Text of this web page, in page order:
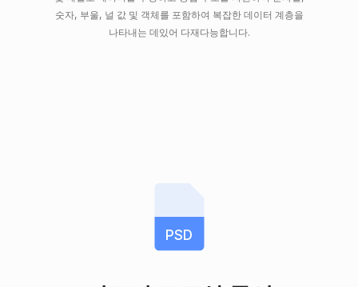
숫자, 부울, 널 값 및 객체를 포함하여 복잡한 데이터 계층을
나타내는 데있어 다재다능합니다.
PSD